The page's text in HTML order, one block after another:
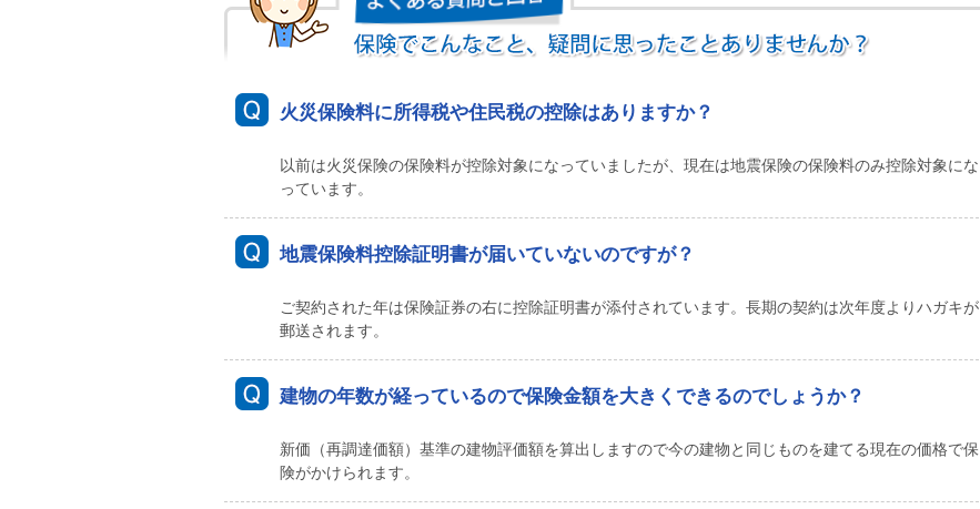
火災保険料に所得税や住民税の控除はありますか？
以前は火災保険の保険料が控除対象になっていましたが、現在は地震保険の保険料のみ控除対象にな
っています。
地震保険料控除証明書が届いていないのですが？
ご契約された年は保険証券の右に控除証明書が添付されています。長期の契約は次年度よりハガキが
郵送されます。
建物の年数が経っているので保険金額を大きくできるのでしょうか？
新価（再調達価額）基準の建物評価額を算出しますので今の建物と同じものを建てる現在の価格で保
険がかけられます。